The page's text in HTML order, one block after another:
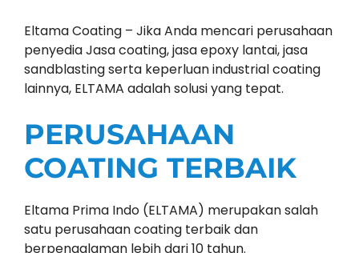
Eltama Coating – Jika Anda mencari perusahaan
penyedia Jasa coating, jasa epoxy lantai, jasa
sandblasting serta keperluan industrial coating
lainnya, ELTAMA adalah solusi yang tepat.
PERUSAHAAN
COATING TERBAIK
Eltama Prima Indo (ELTAMA) merupakan salah
satu perusahaan coating terbaik dan
berpengalaman lebih dari 10 tahun.